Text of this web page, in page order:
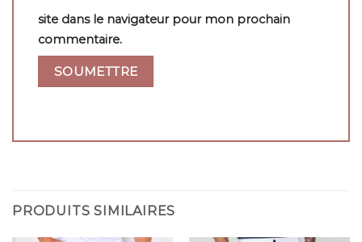
site dans le navigateur pour mon prochain
commentaire.
PRODUITS SIMILAIRES